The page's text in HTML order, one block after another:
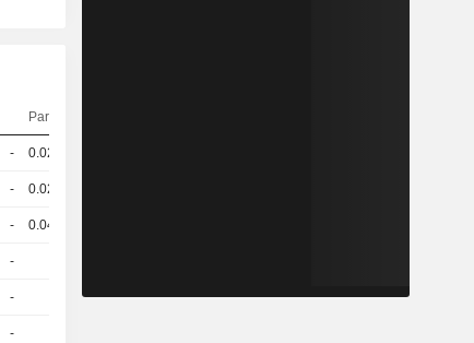
Parité
- 0.023
- 0.028
- 0.045
-
- 93,60EUR
-